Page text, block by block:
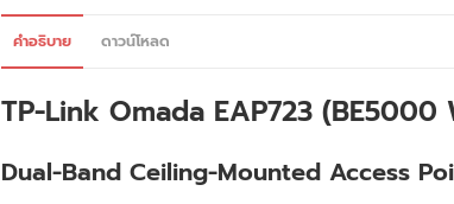
คำอธิบาย ดาวน์โหลด
TP-Link Omada EAP723
Dual-Band Ceiling-Mounted Access